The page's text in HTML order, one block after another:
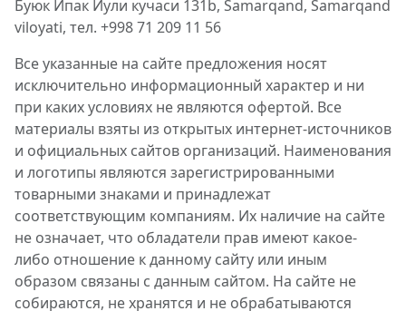
Буюк Ипак Йули кучаси 131b, Samarqand, Samarqand
viloyati, тел. +998 71 209 11 56
Все указанные на сайте предложения носят
исключительно информационный характер и ни
при каких условиях не являются офертой. Все
материалы взяты из открытых интернет-источников
и официальных сайтов организаций. Наименования
и логотипы являются зарегистрированными
товарными знаками и принадлежат
соответствующим компаниям. Их наличие на сайте
не означает, что обладатели прав имеют какое-
либо отношение к данному сайту или иным
образом связаны с данным сайтом. На сайте не
собираются, не хранятся и не обрабатываются